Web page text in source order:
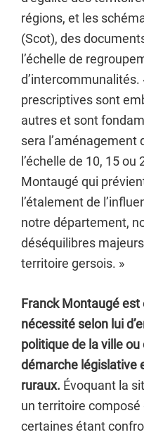
régions, et les
(Scot), des
l’échelle de
d’intercommunalités.
prescriptives sont
autres et sont
sera l’aménagement
l’échelle de 10, 15
Montaugé qui
l’étalement de
notre département,
déséquilibres
territoire gersois. »
Franck Montaugé
nécessité selon lui
politique de la ville
démarche législative
ruraux. Évoquant la
un territoire
certaines étant